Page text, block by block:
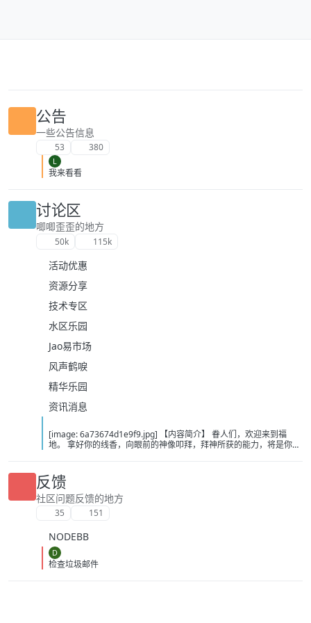
公告
一些公告信息
53 380
L
我来看看
讨论区
唧唧歪歪的地方
50k 115k
活动优惠
资源分享
技术专区
水区乐园
Jao易市场
风声鹤唳
精华乐园
资讯消息
[image: 6a73674d1e9f9.jpg] 【内容简介】 眷人们，欢迎来到福
地。 拿好你的线香，向眼前的神像叩拜，拜神所获的能力，将是你们
悲剧轮回…… 【作者简介】 作者：幻梦猎人，起点中文网作者，代表
作品：《灾厄收容所》《诡异分解指南》《天灾疯人院》《基因收容
所》等 【下载地址】 百度：
https://pan.baidu.com/s/1CTpsB1_Ju5NwzAhO0MvwZQ?pwd=9a1v
夸克：https://pan.quark.cn/s/ffe07719ebb3?pwd=aUYh 移动：
反馈
社区问题反馈的地方
35 151
NODEBB
D
检查垃圾邮件